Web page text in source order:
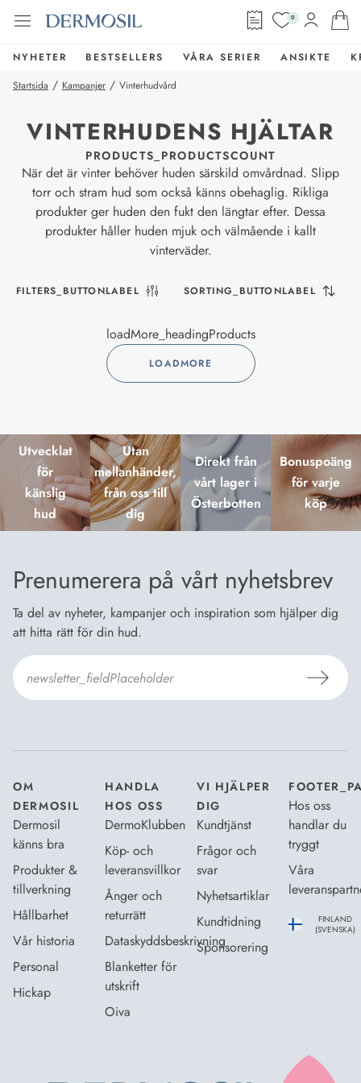
0
NYHETER BESTSELLERS VÅRA SERIER ANSIKTE
Startsida / Kampanjer / Vinterhudvård
VINTERHUDENS HJÄLTAR
PRODUCTS_PRODUCTSCOUNT
När det är vinter behöver huden särskild omvårdnad. Slipp
torr och stram hud som också känns obehaglig. Rikliga
produkter ger huden den fukt den längtar efter. Dessa
produkter håller huden mjuk och välmående i kallt
vinterväder.
FILTERS_BUTTONLABEL SORTING_BUTTONLABEL
loadMore_headingProducts
LOADMORE
Utvecklat
för
känslig
hud
Utan
mellanhänder,
från oss till
dig
Direkt från
vårt lager i
Österbotten
Bonuspoäng
för varje
köp
Prenumerera på vårt nyhetsbrev
Ta del av nyheter, kampanjer och inspiration som hjälper dig
att hitta rätt för din hud.
OM
DERMOSIL
Dermosil
känns bra
Produkter &
tillverkning
Hållbarhet
Vår historia
Personal
Hickap
HANDLA
HOS OSS
DermoKlubben
Köp- och
leveransvillkor
Ånger och
returrätt
Dataskyddsbeskrivning
Blanketter för
utskrift
Oiva
VI HJÄLPER
DIG
Kundtjänst
Frågor och
svar
Nyhetsartiklar
Kundtidning
Sponsorering
Hos oss
handlar du
tryggt
Våra
FINLAND
(SVENSKA)